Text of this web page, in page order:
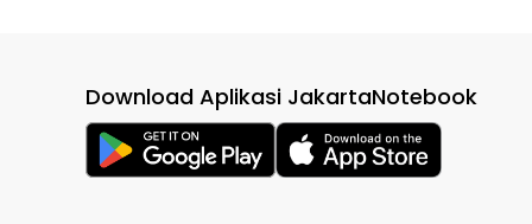
Download Aplikasi JakartaNotebook